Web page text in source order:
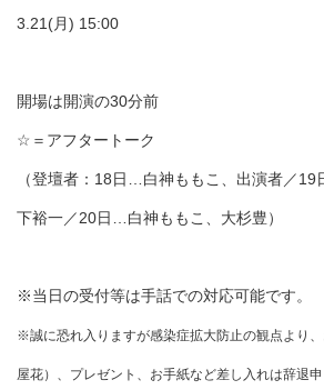
3.21(月) 15:00
開場は開演の30分前
☆＝アフタートーク
（登壇者：18日…白神ももこ、出演者／
下裕一／20日…白神ももこ、大杉豊）
※当日の受付等は手話での対応可能です。
※誠に恐れ入りますが感染症拡大防止の観点より
屋花）、プレゼント、お手紙など差し入れは辞退申